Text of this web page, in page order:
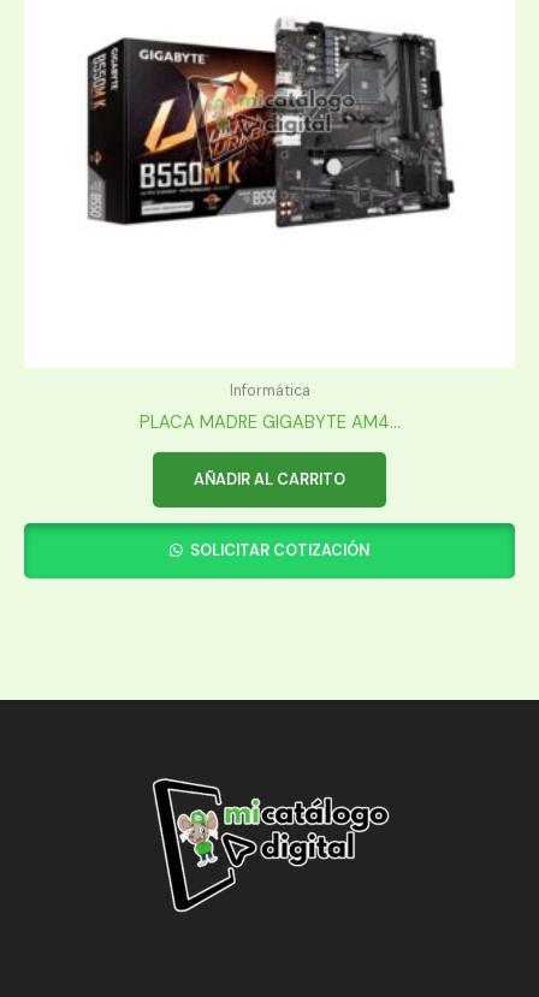
Informática
PLACA MADRE GIGABYTE AM4...
AÑADIR AL CARRITO
SOLICITAR COTIZACIÓN